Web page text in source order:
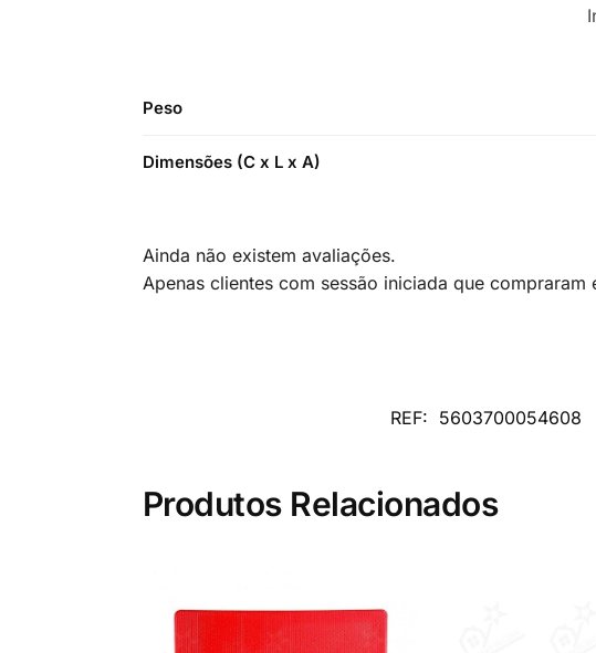
Peso
Dimensões (C x L x A)
Ainda não existem avaliações.
Apenas clientes com sessão iniciada que
REF: 5603700054608
Produtos Relacionados